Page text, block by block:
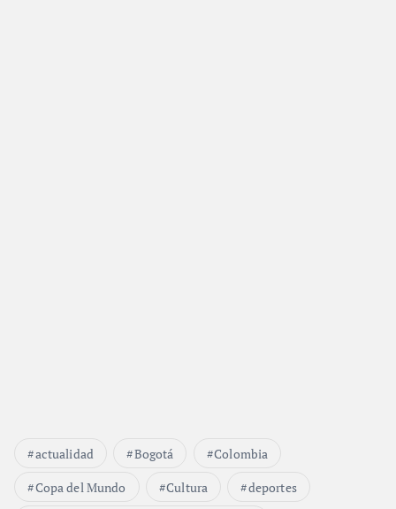
actualidad Bogotá
Colombia
Copa del Mundo
Cultura
deportes